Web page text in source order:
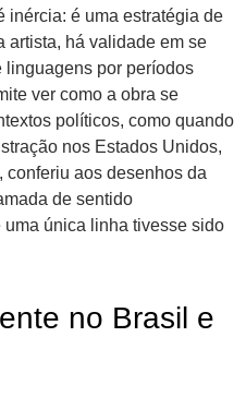
inércia: é uma estratégia de
artista, há validade em se
linguagens por períodos
ver como a obra se
políticos, como quando
nos Estados Unidos,
conferiu aos desenhos da
de sentido
única linha tivesse sido
no Brasil e